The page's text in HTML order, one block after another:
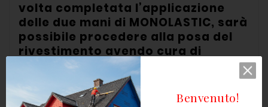
volta completata l’applicazione
delle due mani di MONOLASTIC, sarà
possibile procedere alla posa del
rivestimento avendo cura di
scegliere l’adesivo più idoneo in
relazione alla tipologie e
dimensione di rivestimento scelto.
Benvenuto!